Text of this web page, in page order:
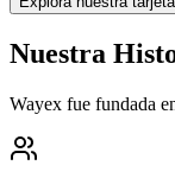
Nuestra
Wayex fue fundada